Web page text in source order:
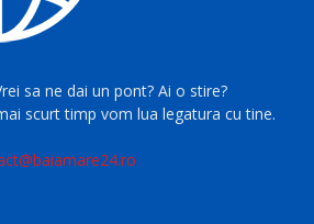
sa ne dai un pont? Ai o stire?
scurt timp vom lua legatura cu tine.